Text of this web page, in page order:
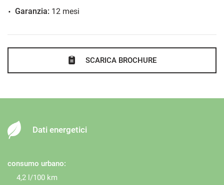
Garanzia: 12 mesi
SCARICA BROCHURE
Dati energetici
consumo urbano:
4,2 l/100 km